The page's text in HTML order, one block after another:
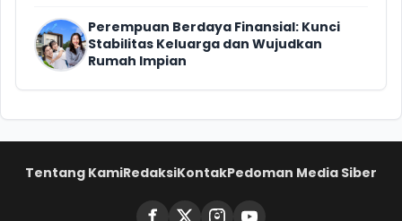
Perempuan Berdaya Finansial: Kunci
Stabilitas Keluarga dan Wujudkan
Rumah Impian
Tentang KamiRedaksiKontakPedoman Media Siber